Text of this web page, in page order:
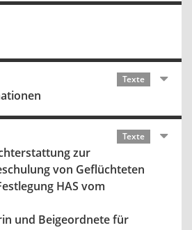
Texte
Texte
zur
von Geflüchteten
HAS vom
und Beigeordnete für